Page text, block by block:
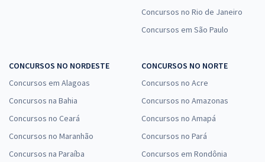
Concursos no Rio de Janeiro
Concursos em São Paulo
CONCURSOS NO NORDESTE
Concursos em Alagoas
Concursos na Bahia
Concursos no Ceará
Concursos no Maranhão
Concursos na Paraíba
CONCURSOS NO NORTE
Concursos no Acre
Concursos no Amazonas
Concursos no Amapá
Concursos no Pará
Concursos em Rondônia